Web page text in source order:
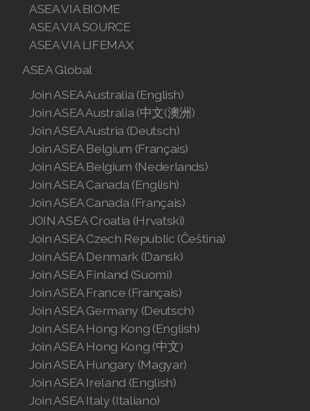
ASEA VIA BIOME
ASEA VIA SOURCE
ASEA VIA LIFEMAX
ASEA Global
Join ASEA Australia (English)
Join ASEA Australia (中文(澳洲)
Join ASEA Austria (Deutsch)
Join ASEA Belgium (Français)
Join ASEA Belgium (Nederlands)
Join ASEA Canada (English)
Join ASEA Canada (Français)
JOIN ASEA Croatia (Hrvatski)
Join ASEA Czech Republic (Čeština)
Join ASEA Denmark (Dansk)
Join ASEA Finland (Suomi)
Join ASEA France (Français)
Join ASEA Germany (Deutsch)
Join ASEA Hong Kong (English)
Join ASEA Hong Kong (中文)
Join ASEA Hungary (Magyar)
Join ASEA Ireland (English)
Join ASEA Italy (Italiano)
Join ASEA Switzerland (Deutsch)
Join ASEA Switzerland (Français)
Join ASEA Taiwan (中文)
Join ASEA Thailand (ไทย)
Join ASEA United Kingdom (English)
Join ASEA United States (English)
Join ASEA United States (Español)